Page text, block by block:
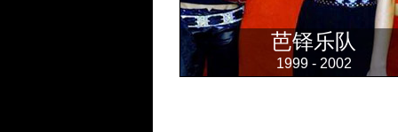
芭铎乐队
1999 - 2002